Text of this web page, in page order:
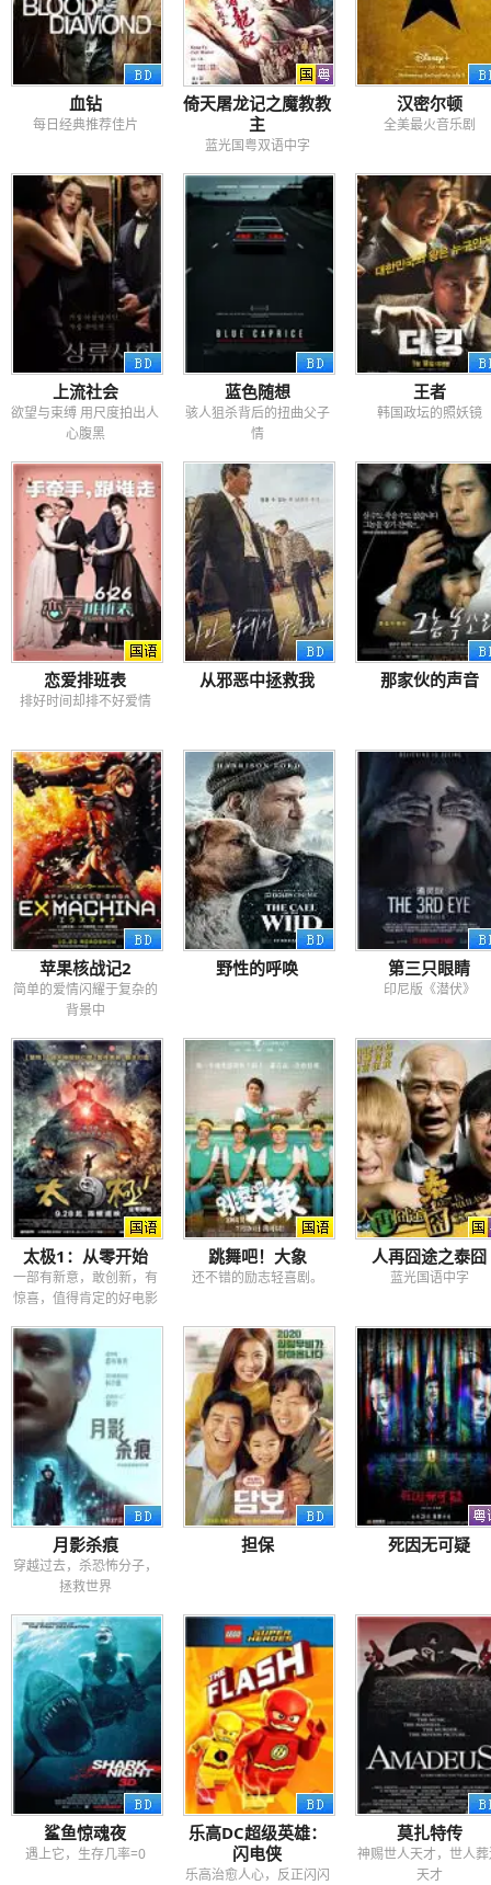
血钻
每日经典推荐佳片
倚天屠龙记之魔教教
主
蓝光国粤双语中字
汉密尔顿
全美最火音乐剧
上流社会
欲望与束缚 用尺度拍出人
心腹黑
蓝色随想
骇人狙杀背后的扭曲父子
情
王者
韩国政坛的照妖镜
恋爱排班表
排好时间却排不好爱情
从邪恶中拯救我 那家伙的声音
苹果核战记2
简单的爱情闪耀于复杂的
背景中
野性的呼唤 第三只眼睛
印尼版《潜伏》
太极1：从零开始
一部有新意，敢创新，有
惊喜，值得肯定的好电影
跳舞吧！大象
还不错的励志轻喜剧。
人再囧途之泰囧
蓝光国语中字
月影杀痕
穿越过去，杀恐怖分子，
拯救世界
担保 死因无可疑
鲨鱼惊魂夜
遇上它，生存几率=0
乐高DC超级英雄：
闪电侠
乐高治愈人心，反正闪闪
莫扎特传
神赐世人天才，世人
天才